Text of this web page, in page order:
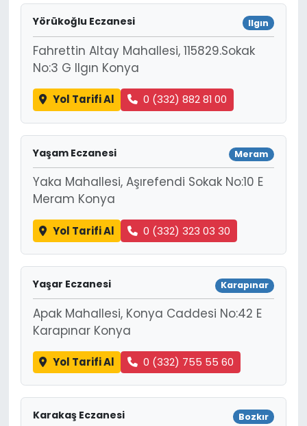
Yörükoğlu Eczanesi Ilgın
Fahrettin Altay Mahallesi, 115829.Sokak
No:3 G Ilgın Konya
Yol Tarifi Al 0 (332) 882 81 00
Yaşam Eczanesi Meram
Yaka Mahallesi, Aşırefendi Sokak No:10 E
Meram Konya
Yol Tarifi Al 0 (332) 323 03 30
Yaşar Eczanesi Karapınar
Apak Mahallesi, Konya Caddesi No:42 E
Karapınar Konya
Yol Tarifi Al 0 (332) 755 55 60
Karakaş Eczanesi Bozkır